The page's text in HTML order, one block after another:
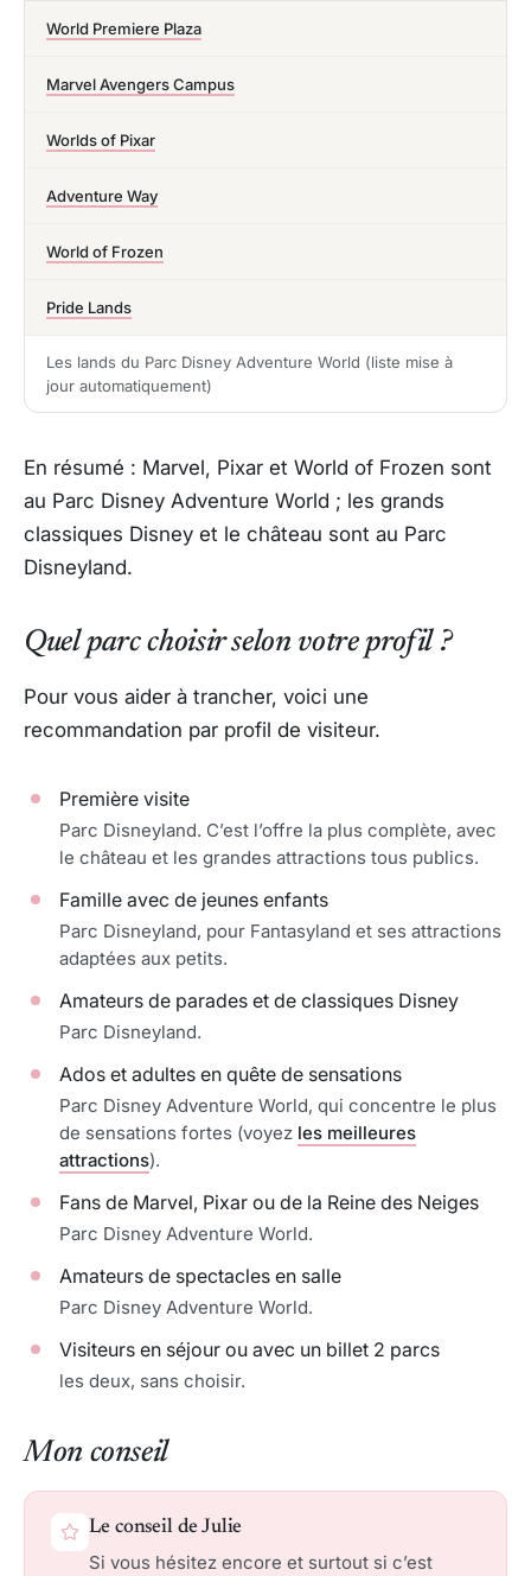
World Premiere Plaza
Marvel Avengers Campus
Worlds of Pixar
Adventure Way
World of Frozen
Pride Lands
Les lands du Parc Disney Adventure World (liste mise à
jour automatiquement)
En résumé : Marvel, Pixar et World of Frozen sont
au Parc Disney Adventure World ; les grands
classiques Disney et le château sont au Parc
Disneyland.
Quel parc choisir selon votre profil ?
Pour vous aider à trancher, voici une
recommandation par profil de visiteur.
Première visite
Parc Disneyland. C’est l’offre la plus complète, avec
le château et les grandes attractions tous publics.
Famille avec de jeunes enfants
Parc Disneyland, pour Fantasyland et ses attractions
adaptées aux petits.
Amateurs de parades et de classiques Disney
Parc Disneyland.
Ados et adultes en quête de sensations
Parc Disney Adventure World, qui concentre le plus
de sensations fortes (voyez les meilleures
attractions).
Fans de Marvel, Pixar ou de la Reine des Neiges
Parc Disney Adventure World.
Amateurs de spectacles en salle
Parc Disney Adventure World.
Visiteurs en séjour ou avec un billet 2 parcs
les deux, sans choisir.
Mon conseil
Le conseil de Julie
Si vous hésitez encore et surtout si c’est